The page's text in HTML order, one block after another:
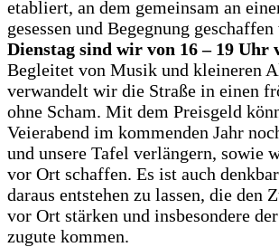
etabliert, an dem gemeinsam an
gesessen und Begegnung
Dienstag sind wir von 16 – 19 Uhr
Begleitet von Musik und kleineren
verwandelt wir die Straße in einen
ohne Scham. Mit dem Preisgeld
Veierabend im kommenden Jahr
und unsere Tafel verlängern, sowie
vor Ort schaffen. Es ist auch
daraus entstehen zu lassen, die den
vor Ort stärken und insbesondere
zugute kommen.